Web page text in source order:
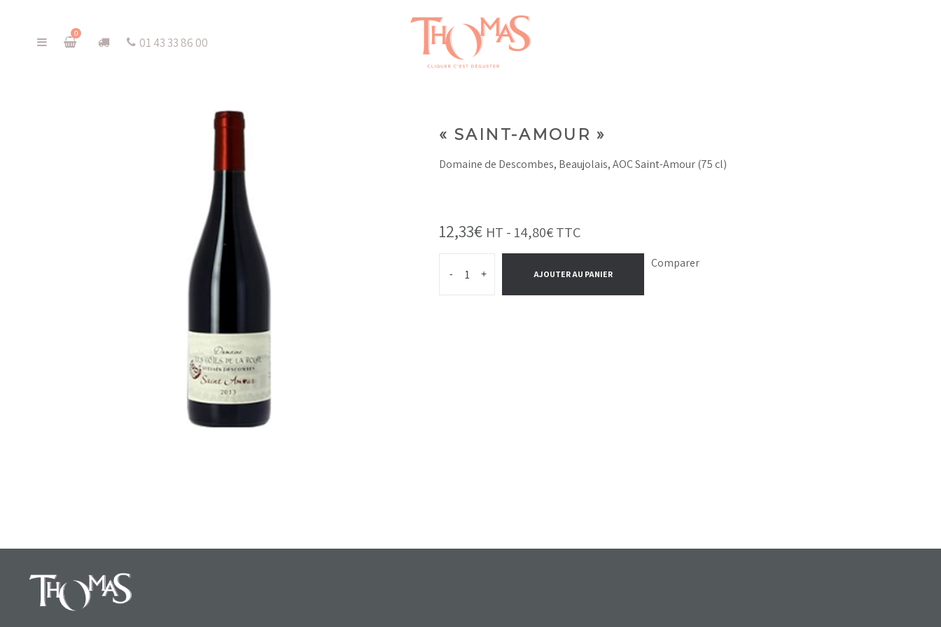
0
01 43 33 86 00
« SAINT-AMOUR »
Domaine de Descombes, Beaujolais, AOC Saint-Amour (75 cl)
12,33€ HT - 14,80€TTC
- + AJOUTER AU PANIER
Comparer